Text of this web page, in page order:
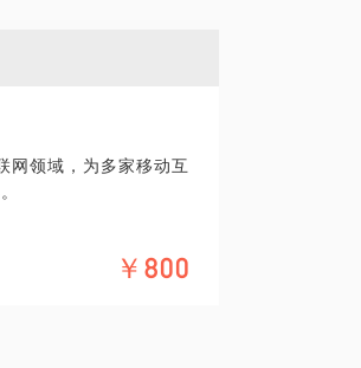
好的offer。
网领域，为多家移动互
￥800